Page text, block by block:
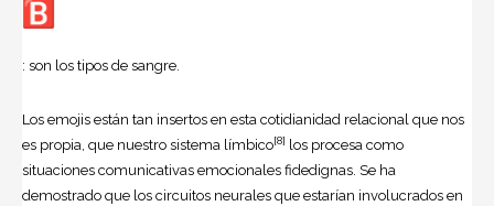
: son los tipos de sangre.
Los emojis están tan insertos en esta cotidianidad relacional que nos
es propia, que nuestro sistema límbico[8] los procesa como
situaciones comunicativas emocionales fidedignas. Se ha
demostrado que los circuitos neurales que estarían involucrados en